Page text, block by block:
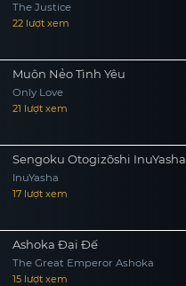
The Justice
22 lượt xem
Muôn Nẻo Tình Yêu
Only Love
21 lượt xem
Sengoku Otogizōshi InuYasha
InuYasha
17 lượt xem
Ashoka Đại Đế
The Great Emperor Ashoka
15 lượt xem